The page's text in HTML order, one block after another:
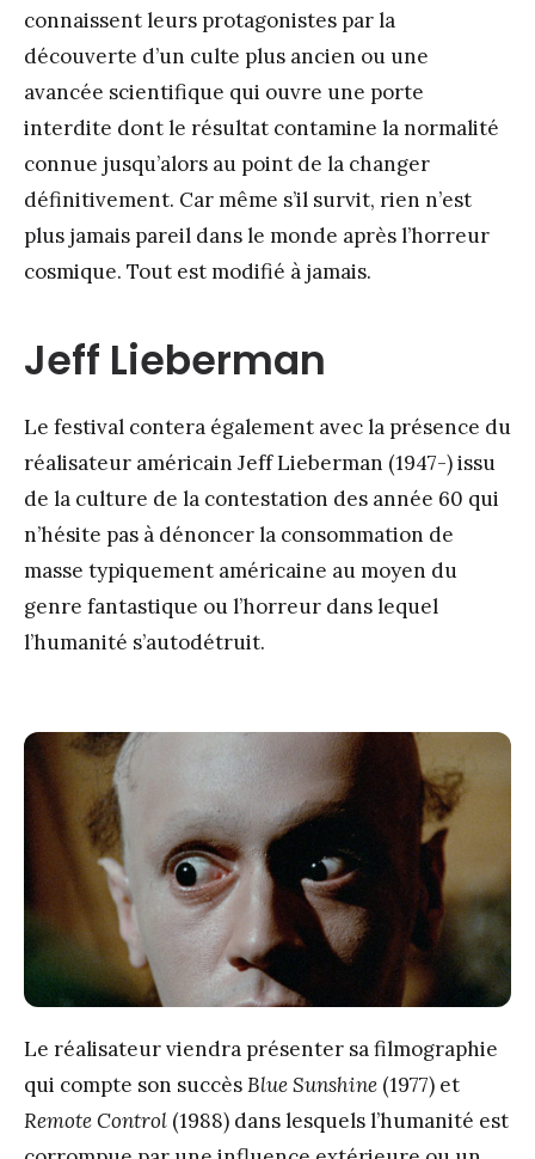
connaissent leurs protagonistes par la
découverte d’un culte plus ancien ou une
avancée scientifique qui ouvre une porte
interdite dont le résultat contamine la normalité
connue jusqu’alors au point de la changer
définitivement. Car même s’il survit, rien n’est
plus jamais pareil dans le monde après l’horreur
cosmique. Tout est modifié à jamais.
Jeff Lieberman
Le festival contera également avec la présence du
réalisateur américain Jeff Lieberman (1947-) issu
de la culture de la contestation des année 60 qui
n’hésite pas à dénoncer la consommation de
masse typiquement américaine au moyen du
genre fantastique ou l’horreur dans lequel
l’humanité s’autodétruit.
Le réalisateur viendra présenter sa filmographie
qui compte son succèsBlue Sunshine (1977) et
Remote Control (1988) dans lesquels l’humanité est